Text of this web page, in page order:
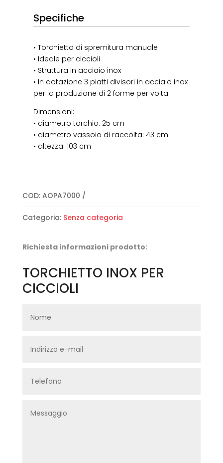
Specifiche
• Torchietto di spremitura manuale
• Ideale per ciccioli
• Struttura in acciaio inox
• In dotazione 3 piatti divisori in acciaio inox
per la produzione di 2 forme per volta
Dimensioni:
• diametro torchio: 25 cm
• diametro vassoio di raccolta: 43 cm
• altezza: 103 cm
COD: AOPA7000
Categoria: Senza categoria
Richiesta informazioni prodotto:
TORCHIETTO INOX PER
CICCIOLI